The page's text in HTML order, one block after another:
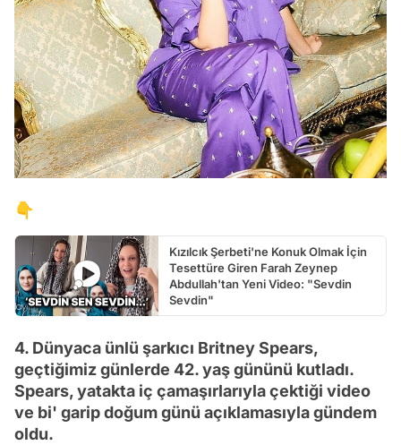
👇
Kızılcık Şerbeti'ne Konuk Olmak İçin
Tesettüre Giren Farah Zeynep
Abdullah'tan Yeni Video: "Sevdin
Sevdin"
4. Dünyaca ünlü şarkıcı Britney Spears,
geçtiğimiz günlerde 42. yaş gününü kutladı.
Spears, yatakta iç çamaşırlarıyla çektiği video
ve bi' garip doğum günü açıklamasıyla gündem
oldu.